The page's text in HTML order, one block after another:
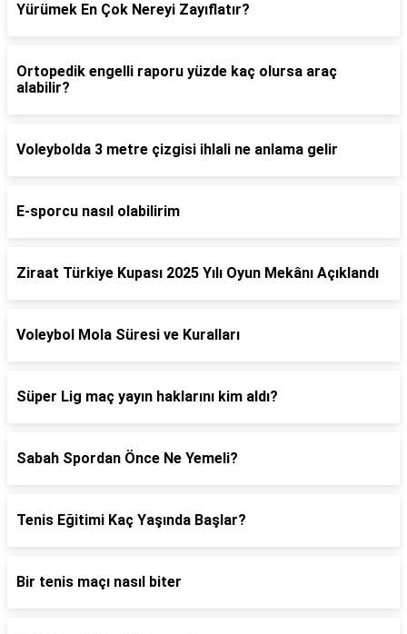
Yürümek En Çok Nereyi Zayıflatır?
Ortopedik engelli raporu yüzde kaç olursa araç
alabilir?
Voleybolda 3 metre çizgisi ihlali ne anlama gelir
E-sporcu nasıl olabilirim
Ziraat Türkiye Kupası 2025 Yılı Oyun Mekânı Açıklandı
Voleybol Mola Süresi ve Kuralları
Süper Lig maç yayın haklarını kim aldı?
Sabah Spordan Önce Ne Yemeli?
Tenis Eğitimi Kaç Yaşında Başlar?
Bir tenis maçı nasıl biter